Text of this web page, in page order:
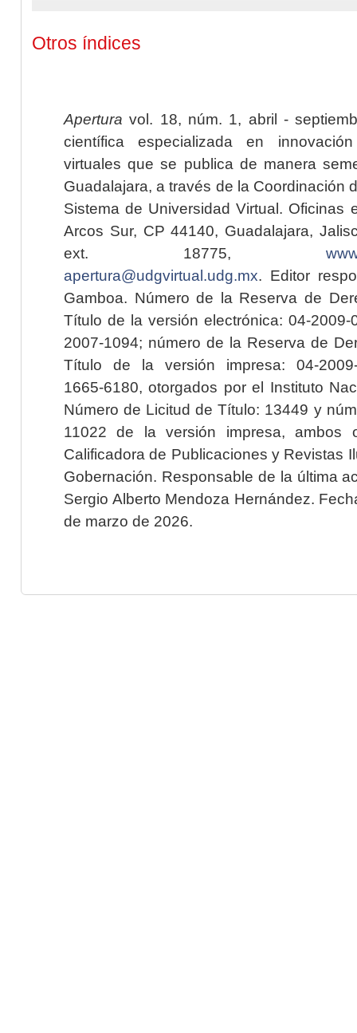
Otros índices
Apertura vol. 18, núm. 1, abril -
científica especializada en
virtuales que se publica de manera
Guadalajara, a través de la Coordinación
Sistema de Universidad Virtual. Oficinas
Arcos Sur, CP 44140, Guadalajara,
ext. 18775,
apertura@udgvirtual.udg.mx. Editor
Gamboa. Número de la Reserva de
Título de la versión electrónica: 04-2009-
2007-1094; número de la Reserva de
Título de la versión impresa: 04-2009-
1665-6180, otorgados por el Instituto
Número de Licitud de Título: 13449 y
11022 de la versión impresa, ambos
Calificadora de Publicaciones y Revistas
Gobernación. Responsable de la última
Sergio Alberto Mendoza Hernández.
de marzo de 2026.